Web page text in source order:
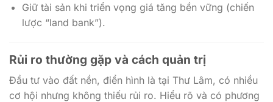
Giữ tài sản khi triển vọng giá tăng bền vững (chiến
lược “land bank”).
Rủi ro thường gặp và cách quản trị
Đầu tư vào đất nền, điển hình là tại Thư Lâm, có nhiều
cơ hội nhưng không thiếu rủi ro. Hiểu rõ và có phương